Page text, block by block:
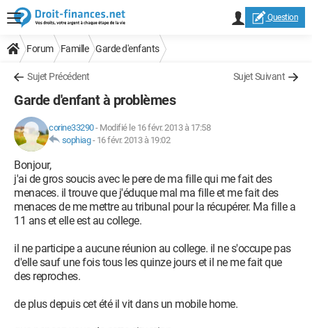
Question
Forum Famille Garde d'enfants
Sujet Précédent Sujet Suivant
Garde d'enfant à problèmes
corine33290- Modifié le 16 févr. 2013 à 17:58
sophiag- 16 févr. 2013 à 19:02
Bonjour,
j'ai de gros soucis avec le pere de ma fille qui me fait des
menaces. il trouve que j'éduque mal ma fille et me fait des
menaces de me mettre au tribunal pour la récupérer. Ma fille a
11 ans et elle est au college.
il ne participe a aucune réunion au college. il ne s'occupe pas
d'elle sauf une fois tous les quinze jours et il ne me fait que
des reproches.
de plus depuis cet été il vit dans un mobile home.